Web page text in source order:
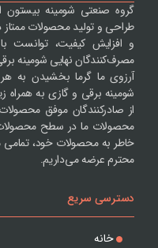
گروه صنعتی شومینه
طراحی و تولید محصولات
و افزایش کیفیت، توانست
مصرف‌کنندگان نهایی شومینه
آرزوی ما گرما بخشیدن به
شومینه برقی و گازی به
از صادرکنندگان موفق
محصولات ما در سطح محصولات
خاطر به محصولات خود، تمامی
محترم عرضه می‌داریم.
دسترسی سریع
خانه